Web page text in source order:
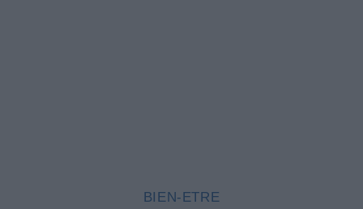
BIEN-ETRE